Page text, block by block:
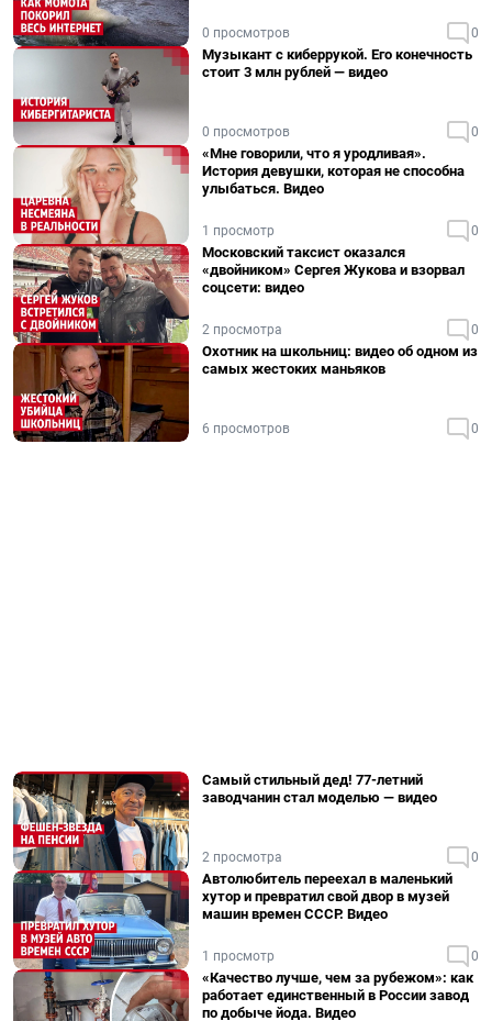
0 просмотров 0
Музыкант с киберрукой. Его конечность
стоит 3 млн рублей — видео
0 просмотров 0
«Мне говорили, что я уродливая».
История девушки, которая не способна
улыбаться. Видео
1 просмотр 0
Московский таксист оказался
«двойником» Сергея Жукова и взорвал
соцсети: видео
2 просмотра 0
Охотник на школьниц: видео об одном из
самых жестоких маньяков
6 просмотров 0
Самый стильный дед! 77-летний
заводчанин стал моделью — видео
2 просмотра 0
Автолюбитель переехал в маленький
хутор и превратил свой двор в музей
машин времен СССР. Видео
1 просмотр 0
«Качество лучше, чем за рубежом»: как
работает единственный в России завод
по добыче йода. Видео